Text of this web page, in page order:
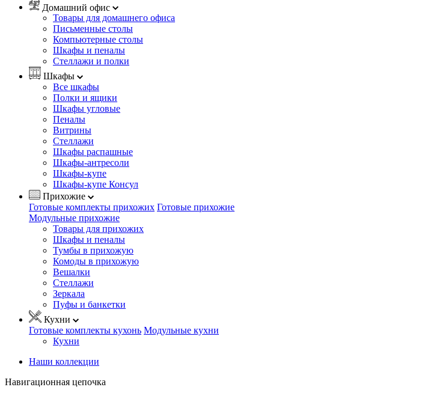
Домашний офис
Товары для домашнего офиса
Письменные столы
Компьютерные столы
Шкафы и пеналы
Стеллажи и полки
Шкафы
Все шкафы
Полки и ящики
Шкафы угловые
Пеналы
Витрины
Стеллажи
Шкафы распашные
Шкафы-антресоли
Шкафы-купе
Шкафы-купе Консул
Прихожие
Готовые комплекты прихожих Готовые прихожие
Модульные прихожие
Товары для прихожих
Шкафы и пеналы
Тумбы в прихожую
Комоды в прихожую
Вешалки
Стеллажи
Зеркала
Пуфы и банкетки
Кухни
Готовые комплекты кухонь Модульные кухни
Кухни
Наши коллекции
Навигационная цепочка